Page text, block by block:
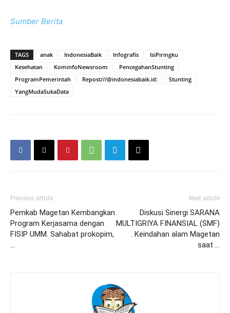
Sumber Berita
TAGS anak IndonesiaBaik Infografis
IsiPiringku
Kesehatan
KominfoNewsroom
PencegahanStunting
ProgramPemerintah
Repost///@indonesiabaik.id:
Stunting
YangMudaSukaData
Previous article
Pemkab Magetan Kembangkan
Program Kerjasama dengan
FISIP UMM. Sahabat prokopim,
…
Next article
Diskusi Sinergi SARANA
MULTIGRIYA FINANSIAL (SMF)
. Keindahan alam Magetan
saat …